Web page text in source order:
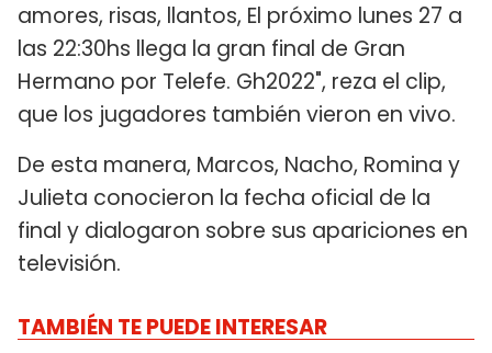
amores, risas, llantos, El próximo lunes 27 a
las 22:30hs llega la gran final de Gran
Hermano por Telefe. Gh2022", reza el clip,
que los jugadores también vieron en vivo.
De esta manera, Marcos, Nacho, Romina y
Julieta conocieron la fecha oficial de la
final y dialogaron sobre sus apariciones en
televisión.
TAMBIÉN TE PUEDE INTERESAR